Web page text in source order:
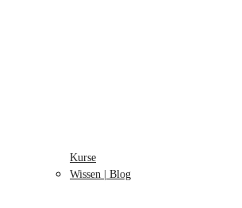
Kurse
Wissen | Blog